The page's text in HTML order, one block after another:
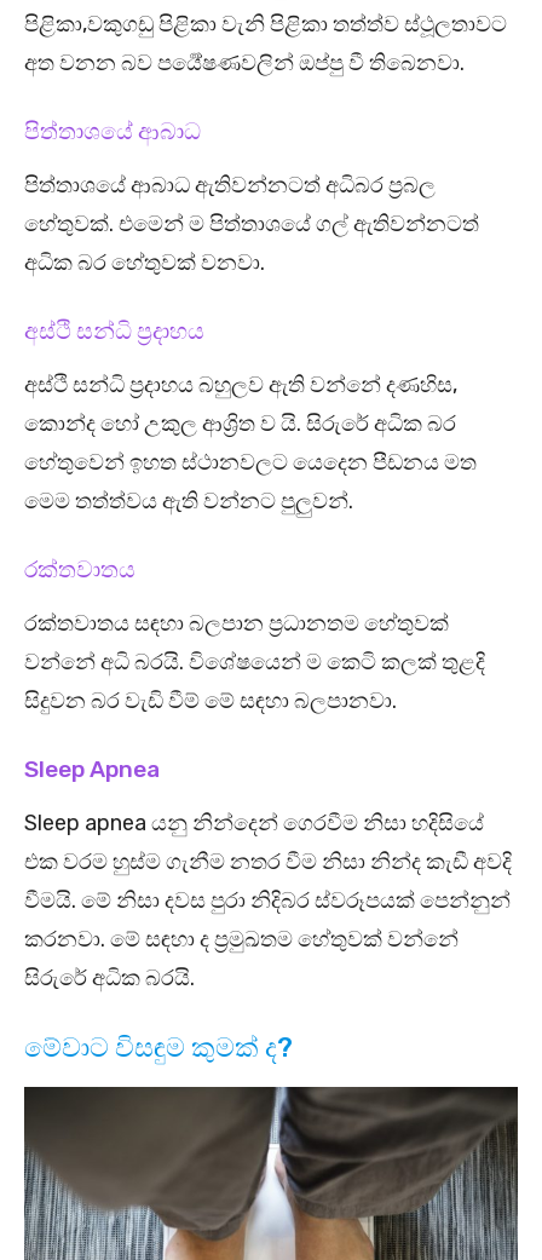
පිළිකා,වකුගඩු පිළිකා වැනි පිළිකා තත්‍ත්ව ස්ථූලතාවට
අත වනන බව පර්‍යේෂණවලින් ඔප්පු වී තිබෙනවා.
පිත්තාශයේ ආබාධ
පිත්තාශයේ ආබාධ ඇතිවන්නටත් අධිබර ප්‍රබල
හේතුවක්. එමෙන් ම පිත්තාශයේ ගල් ඇතිවන්නටත්
අධික බර හේතුවක් වනවා.
අස්ථි සන්ධි ප්‍රදාහය
අස්ථි සන්ධි ප්‍රදාහය බහුලව ඇති වන්නේ දණහිස,
කොන්ද හෝ උකුල ආශ්‍රිත ව යි. සිරුරේ අධික බර
හේතුවෙන් ඉහත ස්ථානවලට යෙදෙන පීඩනය මත
මෙම තත්ත්වය ඇති වන්නට පුලුවන්.
රක්තවාතය
රක්තවාතය සඳහා බලපාන ප්‍රධානතම හේතුවක්
වන්නේ අධි බරයි. විශේෂයෙන් ම කෙටි කලක් තුළදි
සිදුවන බර වැඩි වීම් මේ සඳහා බලපානවා.
Sleep Apnea
Sleep apnea යනු නින්දෙන් ගෙරවීම නිසා හදිසියේ
එක වරම හුස්ම ගැනීම නතර වීම නිසා නින්ද කැඩී අවදි
වීමයි. මේ නිසා දවස පුරා නිදිබර ස්වරූපයක් පෙන්නුන්
කරනවා. මේ සඳහා ද ප්‍රමුඛතම හේතුවක් වන්නේ
සිරුරේ අධික බරයි.
මේවාට විසඳුම කුමක් ද?